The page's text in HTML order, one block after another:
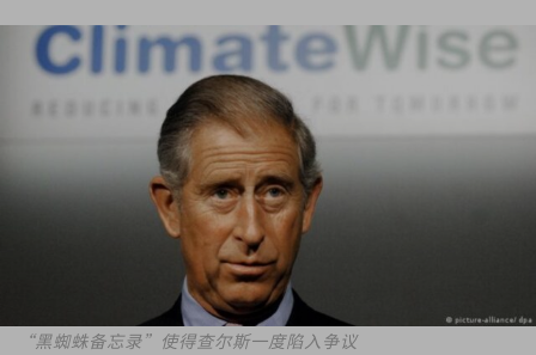
“黑蜘蛛备忘录”使得查尔斯一度陷入争议